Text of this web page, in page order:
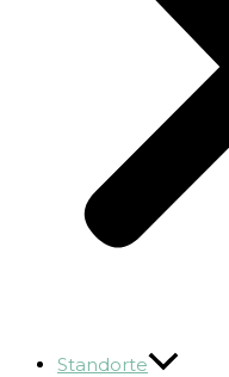
Standorte